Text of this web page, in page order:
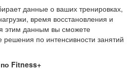
данные о ваших тренировках,
время восстановления и
этим данным вы сможете
по интенсивности занятий
Fitness+